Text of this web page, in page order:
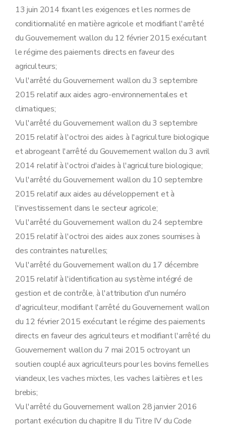
13 juin 2014 fixant les exigences et les normes de
conditionnalité en matière agricole et modifiant l'arrêté
du Gouvernement wallon du 12 février 2015 exécutant
le régime des paiements directs en faveur des
agriculteurs;
Vu l'arrêté du Gouvernement wallon du 3 septembre
2015 relatif aux aides agro-environnementales et
climatiques;
Vu l'arrêté du Gouvernement wallon du 3 septembre
2015 relatif à l'octroi des aides à l'agriculture biologique
et abrogeant l'arrêté du Gouvernement wallon du 3 avril
2014 relatif à l'octroi d'aides à l'agriculture biologique;
Vu l'arrêté du Gouvernement wallon du 10 septembre
2015 relatif aux aides au développement et à
l'investissement dans le secteur agricole;
Vu l'arrêté du Gouvernement wallon du 24 septembre
2015 relatif à l'octroi des aides aux zones soumises à
des contraintes naturelles;
Vu l'arrêté du Gouvernement wallon du 17 décembre
2015 relatif à l'identification au système intégré de
gestion et de contrôle, à l'attribution d'un numéro
d'agriculteur, modifiant l'arrêté du Gouvernement wallon
du 12 février 2015 exécutant le régime des paiements
directs en faveur des agriculteurs et modifiant l'arrêté du
Gouvernement wallon du 7 mai 2015 octroyant un
soutien couplé aux agriculteurs pour les bovins femelles
viandeux, les vaches mixtes, les vaches laitières et les
brebis;
Vu l'arrêté du Gouvernement wallon 28 janvier 2016
portant exécution du chapitre II du Titre IV du Code